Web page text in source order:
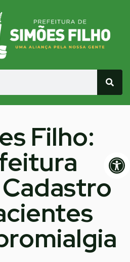
Filho: